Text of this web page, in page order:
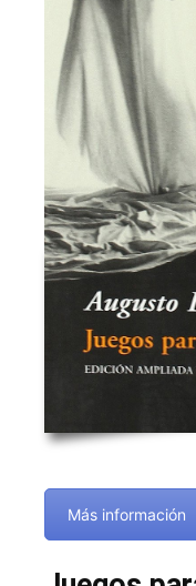
Más información